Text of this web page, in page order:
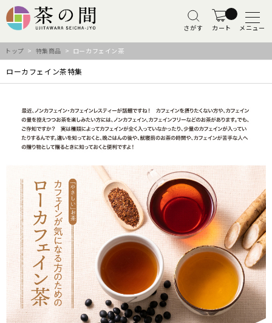
さがす カート メニュー
トップ > 特集商品 > ローカフェイン茶
ローカフェイン茶特集